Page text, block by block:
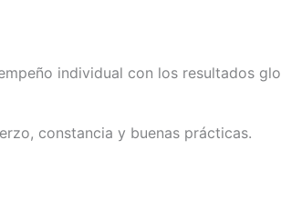
individual con los resultados
constancia y buenas prácticas.